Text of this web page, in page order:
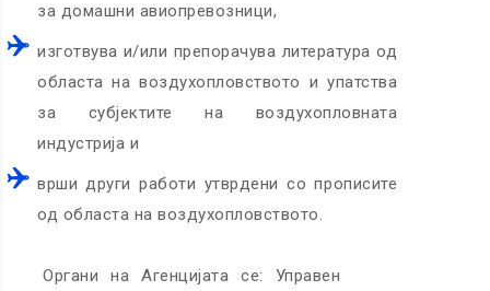
за домашни авиопревозници,
изготвува и/или препорачува литература од
областа на воздухопловството и упатства
за субјектите на воздухопловната
индустрија и
врши други работи утврдени со прописите
од областа на воздухопловството.
Органи на Агенцијата се: Управен